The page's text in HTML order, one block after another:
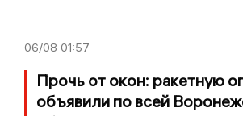
06/08 01:57
Прочь от окон: ракетную
объявили по всей